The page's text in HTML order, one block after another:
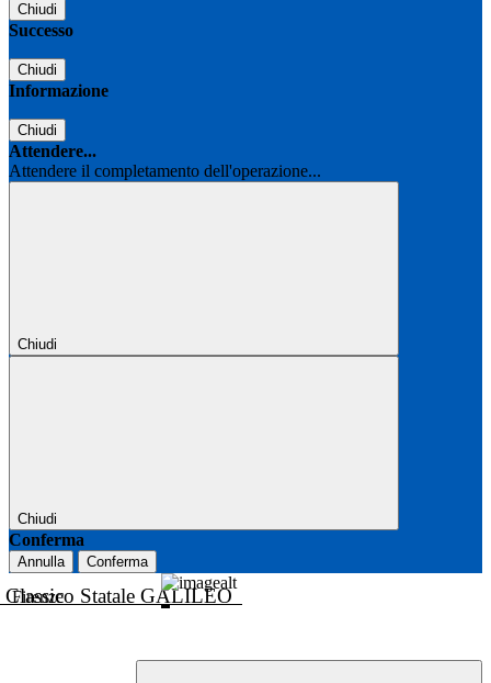
Chiudi
Successo
Chiudi
Informazione
Chiudi
Attendere...
Attendere il completamento dell'operazione...
Chiudi
Chiudi
Conferma
Annulla Conferma
Classico Statale GALILEO
Firenze